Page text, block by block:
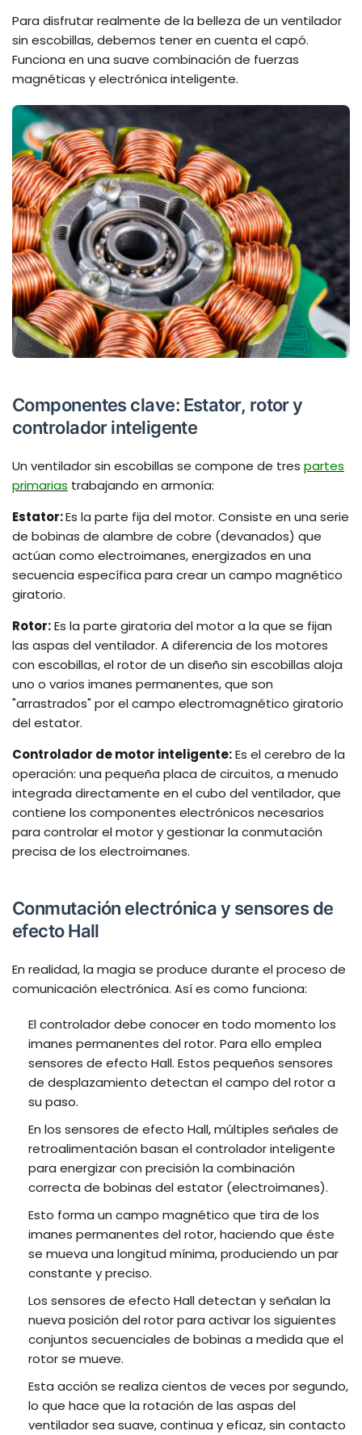
Para disfrutar realmente de la belleza de un ventilador
sin escobillas, debemos tener en cuenta el capó.
Funciona en una suave combinación de fuerzas
magnéticas y electrónica inteligente.
Componentes clave: Estator, rotor y
controlador inteligente
Un ventilador sin escobillas se compone de tres partes
primarias trabajando en armonía:
Estator:Es la parte fija del motor. Consiste en una serie
de bobinas de alambre de cobre (devanados) que
actúan como electroimanes, energizados en una
secuencia específica para crear un campo magnético
giratorio.
Rotor:Es la parte giratoria del motor a la que se fijan
las aspas del ventilador. A diferencia de los motores
con escobillas, el rotor de un diseño sin escobillas aloja
uno o varios imanes permanentes, que son
"arrastrados" por el campo electromagnético giratorio
del estator.
Controlador de motor inteligente:Es el cerebro de la
operación: una pequeña placa de circuitos, a menudo
integrada directamente en el cubo del ventilador, que
contiene los componentes electrónicos necesarios
para controlar el motor y gestionar la conmutación
precisa de los electroimanes.
Conmutación electrónica y sensores de
efecto Hall
En realidad, la magia se produce durante el proceso de
comunicación electrónica. Así es como funciona:
El controlador debe conocer en todo momento los
imanes permanentes del rotor. Para ello emplea
sensores de efecto Hall. Estos pequeños sensores
de desplazamiento detectan el campo del rotor a
su paso.
En los sensores de efecto Hall, múltiples señales de
retroalimentación basan el controlador inteligente
para energizar con precisión la combinación
correcta de bobinas del estator (electroimanes).
Esto forma un campo magnético que tira de los
imanes permanentes del rotor, haciendo que éste
se mueva una longitud mínima, produciendo un par
constante y preciso.
Los sensores de efecto Hall detectan y señalan la
nueva posición del rotor para activar los siguientes
conjuntos secuenciales de bobinas a medida que el
rotor se mueve.
Esta acción se realiza cientos de veces por segundo,
lo que hace que la rotación de las aspas del
ventilador sea suave, continua y eficaz, sin contacto